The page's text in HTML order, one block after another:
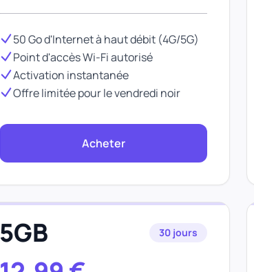
50 Go d'Internet à haut débit (4G/5G)
Point d'accès Wi-Fi autorisé
Activation instantanée
Offre limitée pour le vendredi noir
Acheter
5GB 30 jours